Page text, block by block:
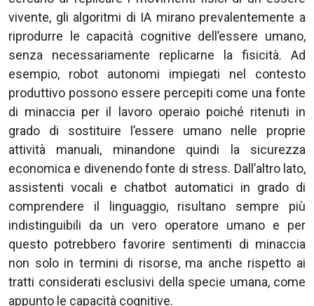
vivente, gli algoritmi di IA mirano prevalentemente a
riprodurre le capacità cognitive dell’essere umano,
senza necessariamente replicarne la fisicità. Ad
esempio, robot autonomi impiegati nel contesto
produttivo possono essere percepiti come una fonte
di minaccia per il lavoro operaio poiché ritenuti in
grado di sostituire l’essere umano nelle proprie
attività manuali, minandone quindi la sicurezza
economica e divenendo fonte di stress. Dall’altro lato,
assistenti vocali e chatbot automatici in grado di
comprendere il linguaggio, risultano sempre più
indistinguibili da un vero operatore umano e per
questo potrebbero favorire sentimenti di minaccia
non solo in termini di risorse, ma anche rispetto ai
tratti considerati esclusivi della specie umana, come
appunto le capacità cognitive.